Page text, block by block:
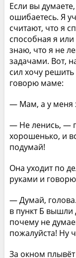
Если вы
ошибаетесь. Я
считают, что я
способная я
знаю, что я не
задачами. Вот,
сил хочу
говорю маме:
— Мам, а у меня
— Не ленись, —
хорошенько, и
подумай!
Она уходит по
руками и
— Думай,
в пункт Б вышли
почему не
пожалуйста! Ну
За окном